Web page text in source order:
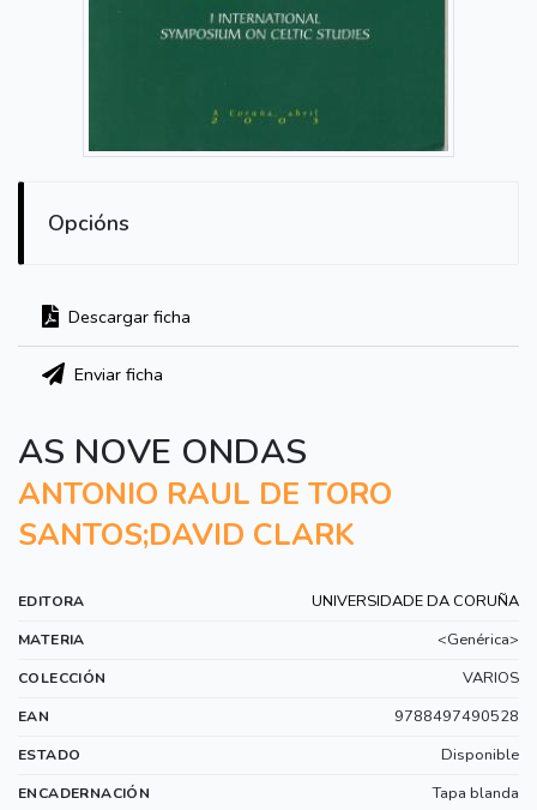
Opcións
Descargar ficha
Enviar ficha
AS NOVE ONDAS
ANTONIO RAUL DE TORO
SANTOS;DAVID CLARK
EDITORA UNIVERSIDADE DA CORUÑA
MATERIA <Genérica>
COLECCIÓN VARIOS
EAN 9788497490528
ESTADO Disponible
ENCADERNACIÓN Tapa blanda